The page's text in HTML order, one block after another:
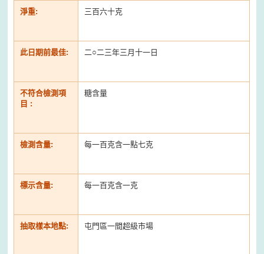
淨重: 三百六十克
此日期前最佳: 二○二三年三月十一日
不符合檢測項
目 :
糖含量
檢測含量: 每一百克含一點七克
標示含量: 每一百克含一克
抽取樣本地點: 屯門區一間超級市場